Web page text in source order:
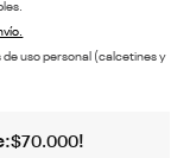
uso personal (calcetines y
$70.000!